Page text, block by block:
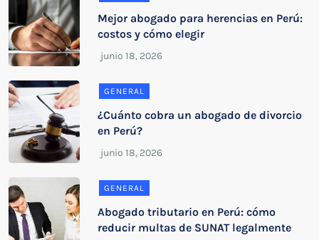
Mejor abogado para herencias en Perú:
costos y cómo elegir
GENERAL
¿Cuánto cobra un abogado de divorcio
en Perú?
GENERAL
Abogado tributario en Perú: cómo
reducir multas de SUNAT legalmente